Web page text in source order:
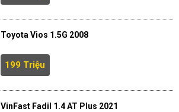
Toyota Vios 1.5G 2008
199 Triệu
VinFast Fadil 1.4 AT Plus 2021